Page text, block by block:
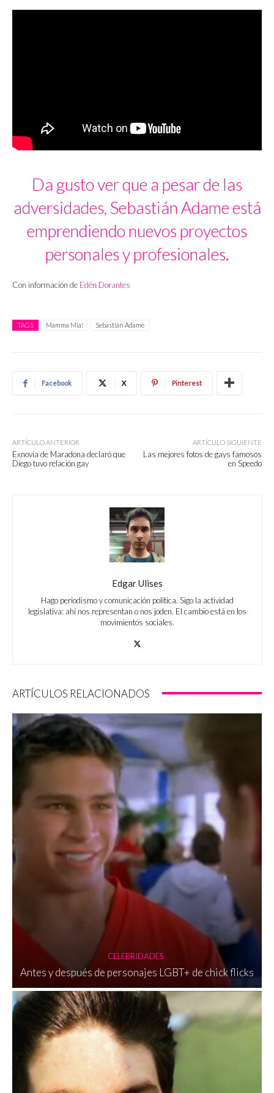
Da gusto ver que a pesar de las
adversidades, Sebastián Adame está
emprendiendo nuevos proyectos
personales y profesionales.
Con información de Edén Dorantes
TAGS Mamma Mia! Sebastián Adame
Facebook X Pinterest
ARTÍCULO ANTERIOR
Exnovia de Maradona declaró que
Diego tuvo relación gay
ARTÍCULO SIGUIENTE
Las mejores fotos de gays famosos
en Speedo
Edgar Ulises
Hago periodismo y comunicación política. Sigo la actividad
legislativa: ahí nos representan o nos joden. El cambio está en los
movimientos sociales.
ARTÍCULOS RELACIONADOS
CELEBRIDADES
Antes y después de personajes LGBT+ de chick flicks